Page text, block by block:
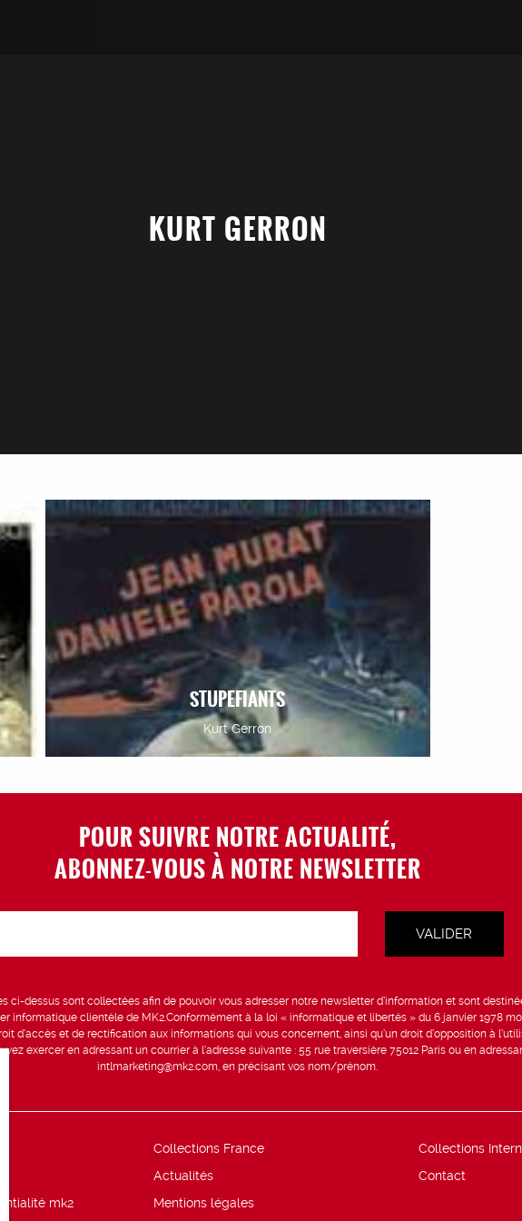
KURT GERRON
STUPEFIANTS
Kurt Gerron
POUR SUIVRE NOTRE ACTUALITÉ,
ABONNEZ-VOUS À NOTRE NEWSLETTER
ci-dessus sont collectées afin de pouvoir vous adresser notre newsletter d’information et sont
informatique clientèle de MK2.Conformément à la loi « informatique et libertés » du 6 janvier 1978
d’accès et de rectification aux informations qui vous concernent, ainsi qu’un droit d’opposition à
exercer en adressant un courrier à l’adresse suivante : 55 rue traversière 75012 Paris ou en
intlmarketing@mk2.com, en précisant vos nom/prénom.
Collections France
Collections
Actualités
Contact
mk2
Mentions légales